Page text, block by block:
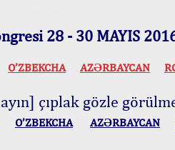
28 - 30 MAYIS
O’ZBEKCHA AZӘRBAYCAN
çıplak gözle
O’ZBEKCHA AZӘRBAYCAN